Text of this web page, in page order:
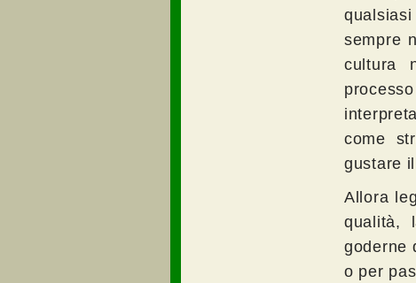
sempre
cultura
come
gustare
Allora
qualità,
goderne
o per